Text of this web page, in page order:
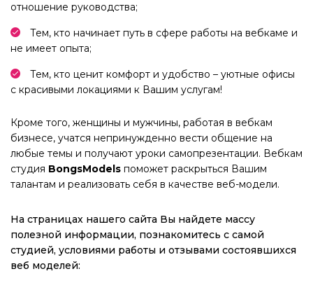
отношение руководства;
Тем, кто начинает путь в сфере работы на вебкаме и
не имеет опыта;
Тем, кто ценит комфорт и удобство – уютные офисы
с красивыми локациями к Вашим услугам!
Кроме того, женщины и мужчины, работая в вебкам
бизнесе, учатся непринужденно вести общение на
любые темы и получают уроки самопрезентации. Вебкам
студия BongsModels поможет раскрыться Вашим
талантам и реализовать себя в качестве веб-модели.
На страницах нашего сайта Вы найдете массу
полезной информации, познакомитесь с самой
студией, условиями работы и отзывами состоявшихся
веб моделей: